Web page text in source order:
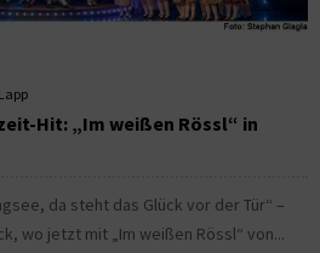
Hit: „Im weißen Rössl“ in
da steht das Glück vor der Tür“ –
wo jetzt mit „Im weißen Rössl“ von...